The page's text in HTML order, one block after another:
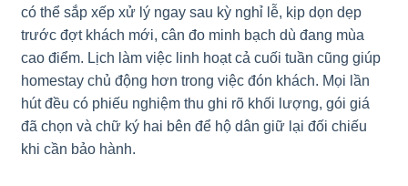
có thể sắp xếp xử lý ngay sau kỳ nghỉ lễ, kịp dọn dẹp
trước đợt khách mới, cân đo minh bạch dù đang mùa
cao điểm. Lịch làm việc linh hoạt cả cuối tuần cũng giúp
homestay chủ động hơn trong việc đón khách. Mọi lần
hút đều có phiếu nghiệm thu ghi rõ khối lượng, gói giá
đã chọn và chữ ký hai bên để hộ dân giữ lại đối chiếu
khi cần bảo hành.